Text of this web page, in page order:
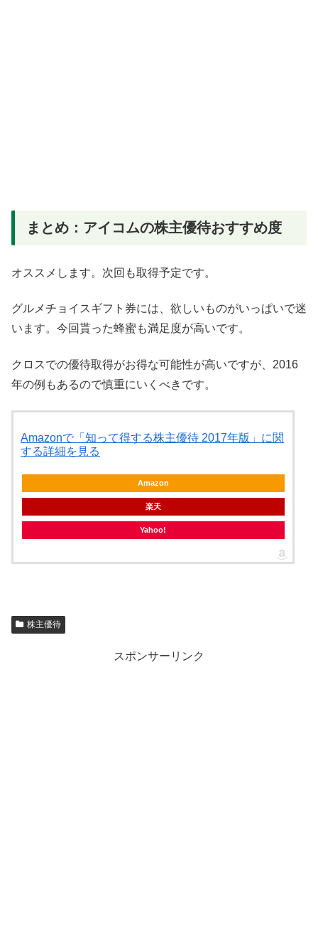
まとめ：アイコムの株主優待おすすめ度
オススメします。次回も取得予定です。
グルメチョイスギフト券には、欲しいものがいっぱいで迷
います。今回貰った蜂蜜も満足度が高いです。
クロスでの優待取得がお得な可能性が高いですが、2016
年の例もあるので慎重にいくべきです。
Amazonで「知って得する株主優待 2017年版」に関
する詳細を見る
Amazon
楽天
Yahoo!
株主優待
スポンサーリンク